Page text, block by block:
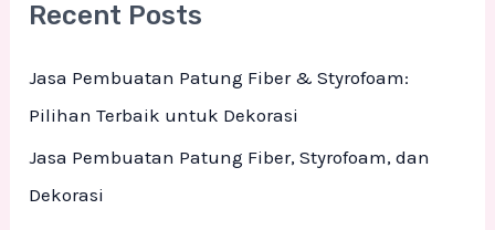
cRecent Posts
Jasa Pembuatan Patung Fiber & Styrofoam:
Pilihan Terbaik untuk Dekorasi
Jasa Pembuatan Patung Fiber, Styrofoam, dan
Dekorasi